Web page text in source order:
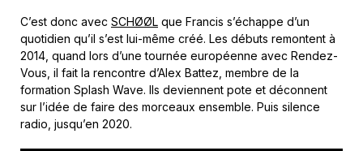
C’est donc avec SCHØØL que Francis s’échappe d’un
quotidien qu’il s’est lui-même créé. Les débuts remontent à
2014, quand lors d’une tournée européenne avec Rendez-
Vous, il fait la rencontre d’Alex Battez, membre de la
formation Splash Wave. Ils deviennent pote et déconnent
sur l’idée de faire des morceaux ensemble. Puis silence
radio, jusqu’en 2020.